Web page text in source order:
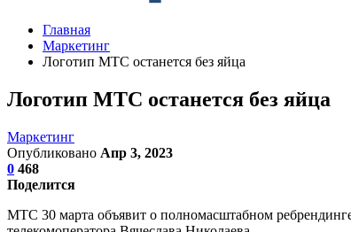
Главная
Маркетинг
Логотип МТС останется без яйца
Логотип МТС останется без яйца
Маркетинг
Опубликовано Апр 3, 2023
0 468
Поделится
МТС 30 марта объявит о полномасштабном